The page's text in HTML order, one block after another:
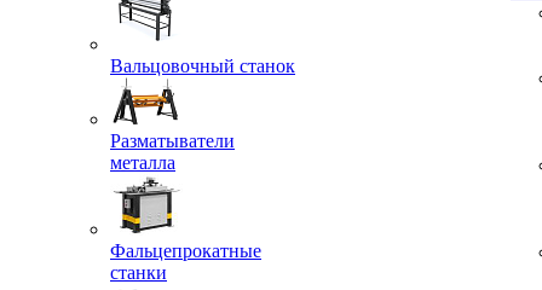
Вальцовочный станок
Разматыватели
металла
Фальцепрокатные
станки